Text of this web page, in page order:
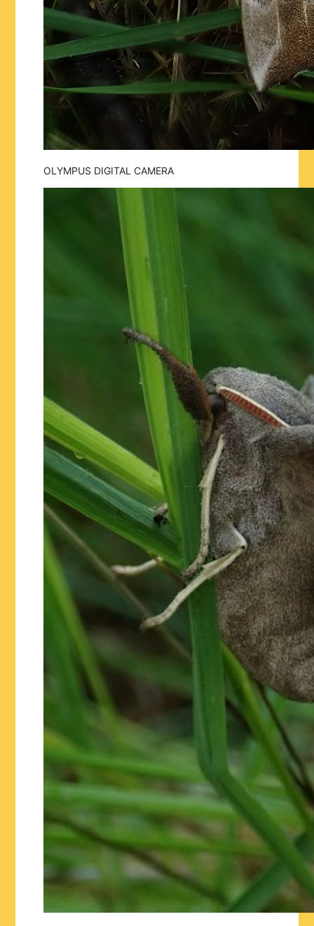
OLYMPUS DIGITAL CAMERA